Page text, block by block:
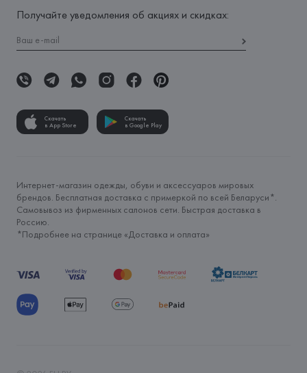
Получайте уведомления об акциях и скидках:
Скачать
в App Store
Скачать
в Google Play
Интернет-магазин одежды, обуви и аксессуаров мировых
брендов. Бесплатная доставка с примеркой по всей Беларуси*.
Самовывоз из фирменных салонов сети. Быстрая доставка в
Россию.
*Подробнее на странице «Доставка и оплата»